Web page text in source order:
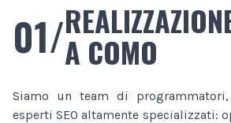
01/A COMO
Siamo un team di
esperti SEO altamente specializzati: